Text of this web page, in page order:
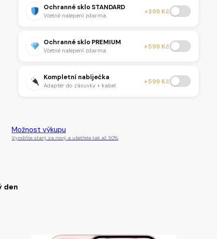
Ochranné sklo STANDARD
Včetně nalepení zdarma. +399 Kč
Ochranné sklo PREMIUM
Včetně nalepení zdarma. +599 Kč
Kompletní nabíječka
Adaptér do zásuvky + kabel. +599 Kč
Možnost výkupu
Vyměňte starý za nový a ušetřete tak až 50%
den